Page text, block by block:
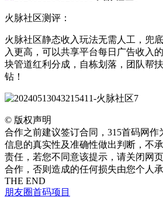
火脉社区测评：
火脉社区静态收入玩法无需人工，兜
入更高，可以共享平台每日广告收入
块管道红利分成，自栋划落，团队帮
钻！
© 版权声明
合作之前建议签订合同，315首码网
信息的真实性及准确性做出判断，不
责任，若您不同意该提示，请关闭网
合作，否则造成的任何损失由您个人承
THE END
朋友圈首码项目